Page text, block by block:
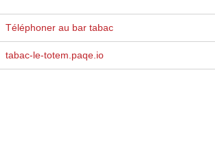
Téléphoner au bar tabac
tabac-le-totem.paqe.io